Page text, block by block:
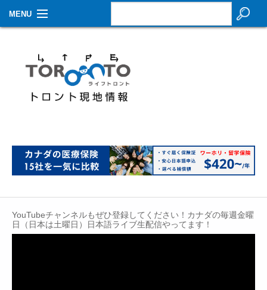
MENU
生活情報
その他
イベントカレンダー
About Us
YouTubeチャンネルもぜひ登録してください！カナダの毎週金曜
日（日本は土曜日）日本語ライブ生配信やってます！